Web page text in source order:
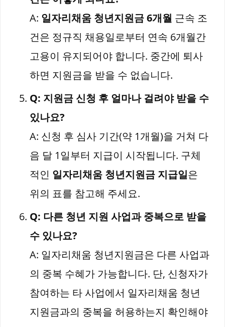
A: 일자리채움 청년지원금 6개월 근속 조
건은 정규직 채용일로부터 연속 6개월간
고용이 유지되어야 합니다. 중간에 퇴사
하면 지원금을 받을 수 없습니다.
Q: 지원금 신청 후 얼마나 걸려야 받을 수
있나요?
A: 신청 후 심사 기간(약 1개월)을 거쳐 다
음 달 1일부터 지급이 시작됩니다. 구체
적인 일자리채움 청년지원금 지급일은
위의 표를 참고해 주세요.
Q: 다른 청년 지원 사업과 중복으로 받을
수 있나요?
A: 일자리채움 청년지원금은 다른 사업과
의 중복 수혜가 가능합니다. 단, 신청자가
참여하는 타 사업에서 일자리채움 청년
지원금과의 중복을 허용하는지 확인해야